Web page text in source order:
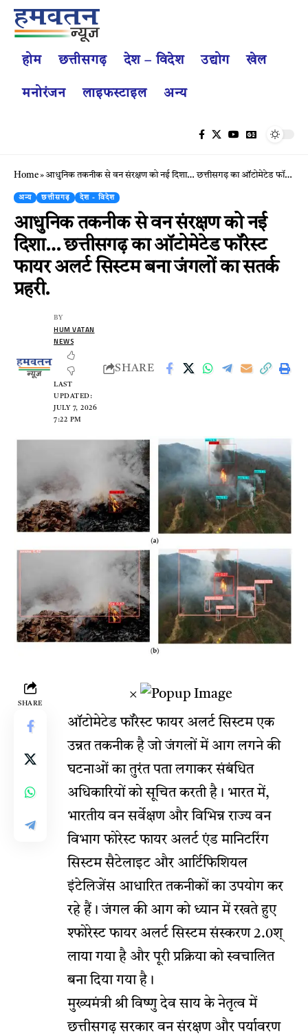
होम छत्तीसगढ़ देश – विदेश उद्योग खेल
मनोरंजन लाइफस्टाइल अन्य
Home»आधुनिक तकनीक से वन संरक्षण को नई दिशा… छत्तीसगढ़ का ऑटोमेटेड फॉरेस्ट फायर अलर्ट सिस्टम बना जंगलों का सतर्क प्रहरी.
अन्य छत्तीसगढ़ देश - विदेश
आधुनिक तकनीक से वन संरक्षण को नई
दिशा… छत्तीसगढ़ का ऑटोमेटेड फॉरेस्ट
फायर अलर्ट सिस्टम बना जंगलों का सतर्क
प्रहरी.
LAST
UPDATED:
JULY 7, 2026
7:22 PM
BY
HUM VATAN
NEWS
SHARE
SHARE
×
ऑटोमेटेड फॉरेस्ट फायर अलर्ट सिस्टम एक
उन्नत तकनीक है जो जंगलों में आग लगने की
घटनाओं का तुरंत पता लगाकर संबंधित
अधिकारियों को सूचित करती है। भारत में,
भारतीय वन सर्वेक्षण और विभिन्न राज्य वन
विभाग फोरेस्ट फायर अलर्ट एंड मानिटरिंग
सिस्टम सैटेलाइट और आर्टिफिशियल
इंटेलिजेंस आधारित तकनीकों का उपयोग कर
रहे हैं। जंगल की आग को ध्यान में रखते हुए
श्फोरेस्ट फायर अलर्ट सिस्टम संस्करण 2.0श्
लाया गया है और पूरी प्रक्रिया को स्वचालित
बना दिया गया है।
मुख्यमंत्री श्री विष्णु देव साय के नेतृत्व में
छत्तीसगढ़ सरकार वन संरक्षण और पर्यावरण